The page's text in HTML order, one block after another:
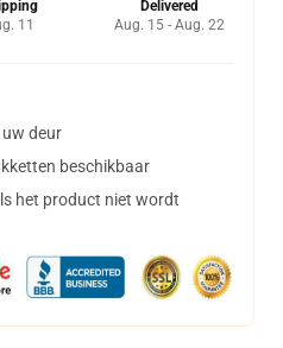
11
Delivered
Aug. 15 - Aug. 22
deur
beschikbaar
het product niet wordt